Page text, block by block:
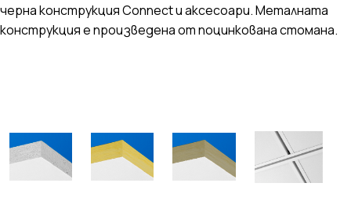
черна конструкция Connect и аксесоари. Металната
конструкция е произведена от поцинкована стомана.